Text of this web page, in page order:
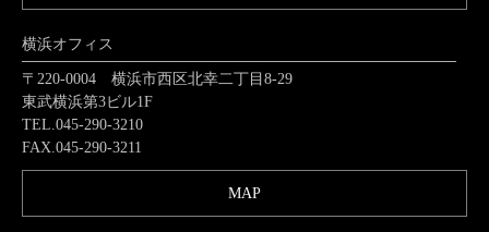
横浜オフィス
〒220-0004 横浜市西区北幸二丁目8-29
東武横浜第3ビル1F
MAP
TEL.045-290-3210
FAX.045-290-3211